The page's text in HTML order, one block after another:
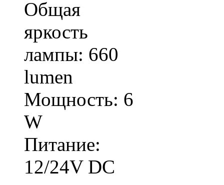
Общая
яркость
лампы: 660
lumen
Мощность: 6
W
Питание:
12/24V DC